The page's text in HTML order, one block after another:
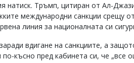
натиск. Тръмп, цитиран от Ал-
международни санкции срещу
линия за националната си
вдигане на санкциите, а
късно пред кабинета си, че „все